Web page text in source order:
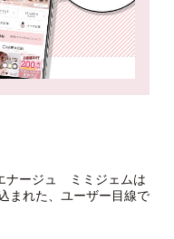
ナージュ ミミジェムは
まれた、ユーザー目線で